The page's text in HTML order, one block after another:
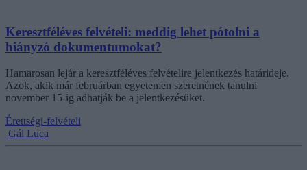
Keresztféléves felvételi: meddig lehet pótolni a
hiányzó dokumentumokat?
Hamarosan lejár a keresztféléves felvételire jelentkezés határideje.
Azok, akik már februárban egyetemen szeretnének tanulni
november 15-ig adhatják be a jelentkezésüket.
Érettségi-felvételi
Gál Luca